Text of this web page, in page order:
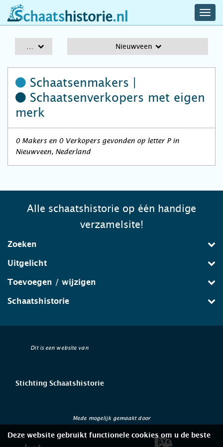
schaatshistorie.nl
Nieuwveen
Schaatsenmakers |
Schaatsenverkopers met eigen
merk
0 Makers en 0 Verkopers gevonden op letter P in
Nieuwveen, Nederland
Alle schaatshistorie op één handige
verzamelsite!
Zoeken
Uitgelicht
Toevoegen / wijzigen
Schaatshistorie
Dit is een website van
Stichting Schaatshistorie
Mede mogelijk gemaakt door
Deze website gebruikt functionele cookies om u de beste